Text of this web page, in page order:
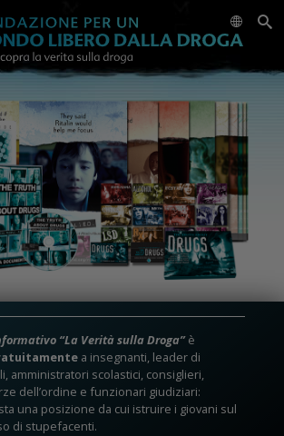
“La Verità sulla Droga”è
a insegnanti, leader di
amministratori scolastici, consiglieri,
dell’ordine e funzionari giudiziari:
una posizione da cui istruire i giovani sul
di stupefacenti.